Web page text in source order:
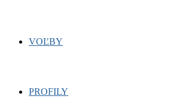
VOĽBY
PROFILY